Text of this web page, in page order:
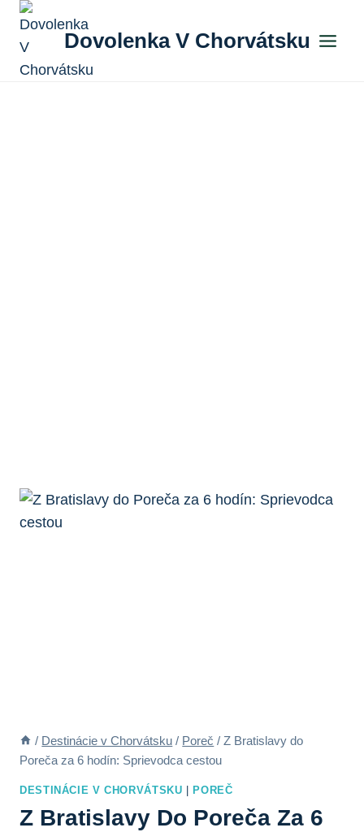
Skip
content
Dovolenka V Chorvátsku
/ Destinácie v Chorvátsku / Poreč / Z Bratislavy do
Poreča za 6 hodín: Sprievodca cestou
DESTINÁCIE V CHORVÁTSKU POREČ
Z Bratislavy Do Poreča Za 6